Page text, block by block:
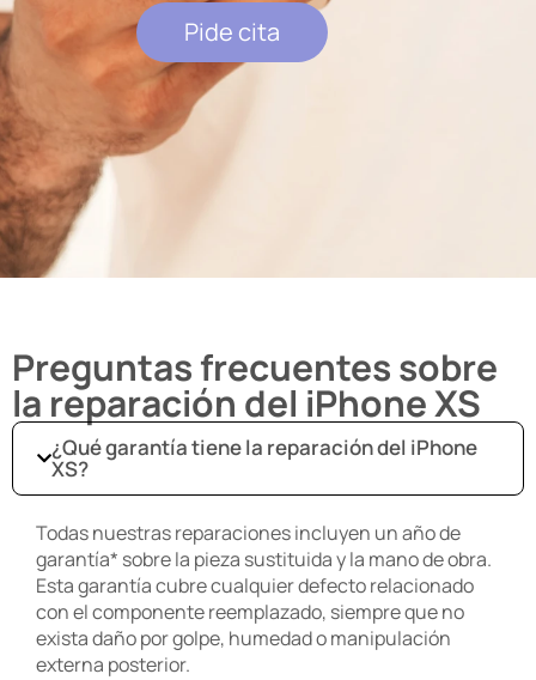
Pide cita
Preguntas frecuentes sobre
la reparación del iPhone XS
¿Qué garantía tiene la reparación del iPhone
XS?
Todas nuestras reparaciones incluyen un año de
garantía* sobre la pieza sustituida y la mano de obra.
Esta garantía cubre cualquier defecto relacionado
con el componente reemplazado, siempre que no
exista daño por golpe, humedad o manipulación
externa posterior.